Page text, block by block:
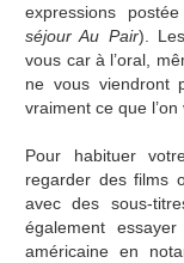
expressions
séjour Au Pair).
vous car à l’oral,
ne vous viendront
vraiment ce que l’on
Pour habituer
regarder des films
avec des sous-
également
américaine en